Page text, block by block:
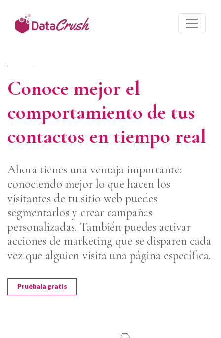
Conoce mejor el
comportamiento de tus
contactos en tiempo real
Ahora tienes una ventaja importante:
conociendo mejor lo que hacen los
visitantes de tu sitio web puedes
segmentarlos y crear campañas
personalizadas. También puedes activar
acciones de marketing que se disparen cada
vez que alguien visita una página específica.
Pruébala gratis